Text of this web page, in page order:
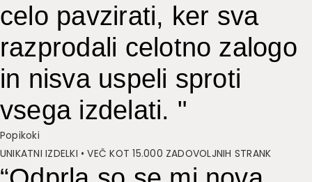
celo pavzirati, ker sva
razprodali celotno zalogo
in nisva uspeli sproti
vsega izdelati. "
Popikoki
UNIKATNI IZDELKI • VEČ KOT 15.000 ZADOVOLJNIH STRANK